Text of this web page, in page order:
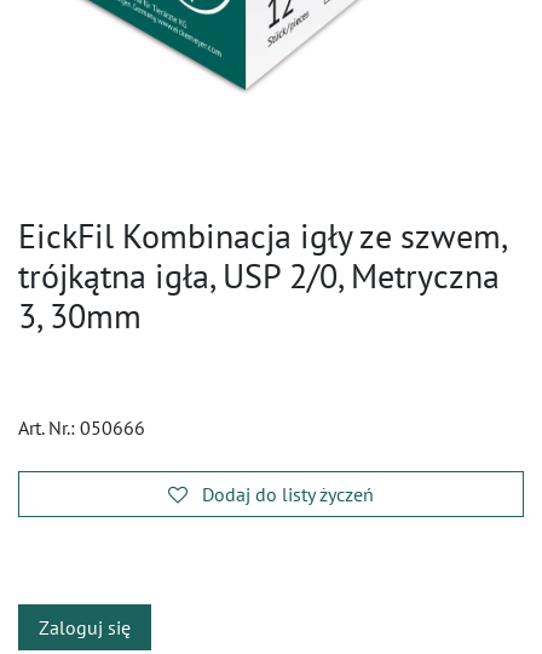
EickFil Kombinacja igły ze szwem,
trójkątna igła, USP 2/0, Metryczna
3, 30mm
Art. Nr.: 050666
Dodaj do listy życzeń
Zaloguj się